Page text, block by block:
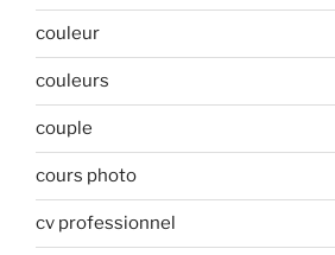
couleur
couleurs
couple
cours photo
cv professionnel